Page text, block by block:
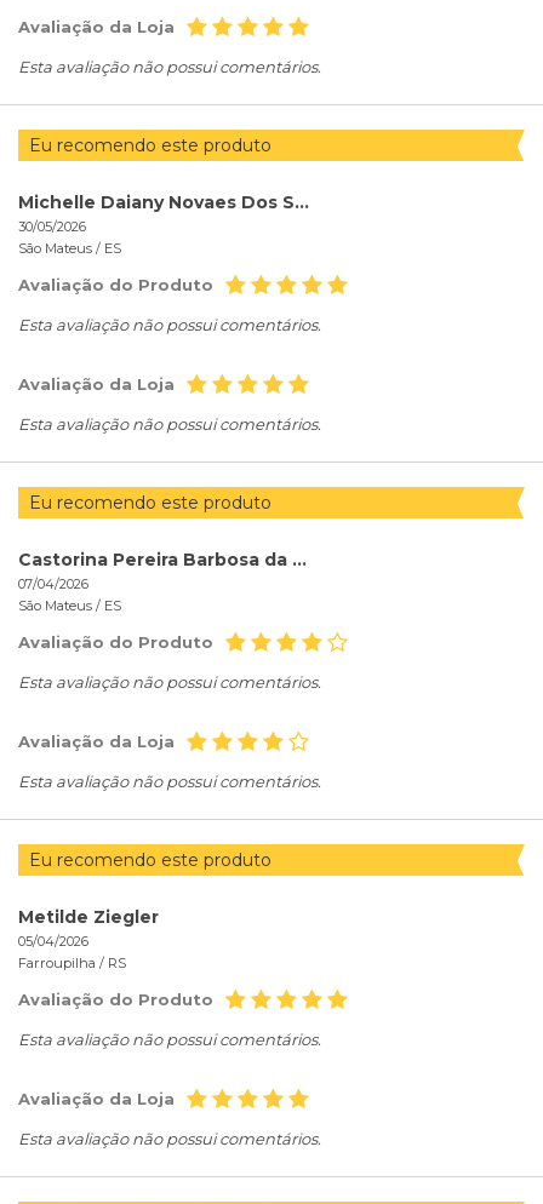
Avaliação da Loja
Esta avaliação não possui comentários.
Eu recomendo este produto
Michelle Daiany Novaes Dos Santos
30/05/2026
São Mateus / ES
Avaliação do Produto
Esta avaliação não possui comentários.
Avaliação da Loja
Esta avaliação não possui comentários.
Eu recomendo este produto
Castorina Pereira Barbosa da Rocha
07/04/2026
São Mateus / ES
Avaliação do Produto
Esta avaliação não possui comentários.
Avaliação da Loja
Esta avaliação não possui comentários.
Eu recomendo este produto
Metilde Ziegler
05/04/2026
Farroupilha / RS
Avaliação do Produto
Esta avaliação não possui comentários.
Avaliação da Loja
Esta avaliação não possui comentários.